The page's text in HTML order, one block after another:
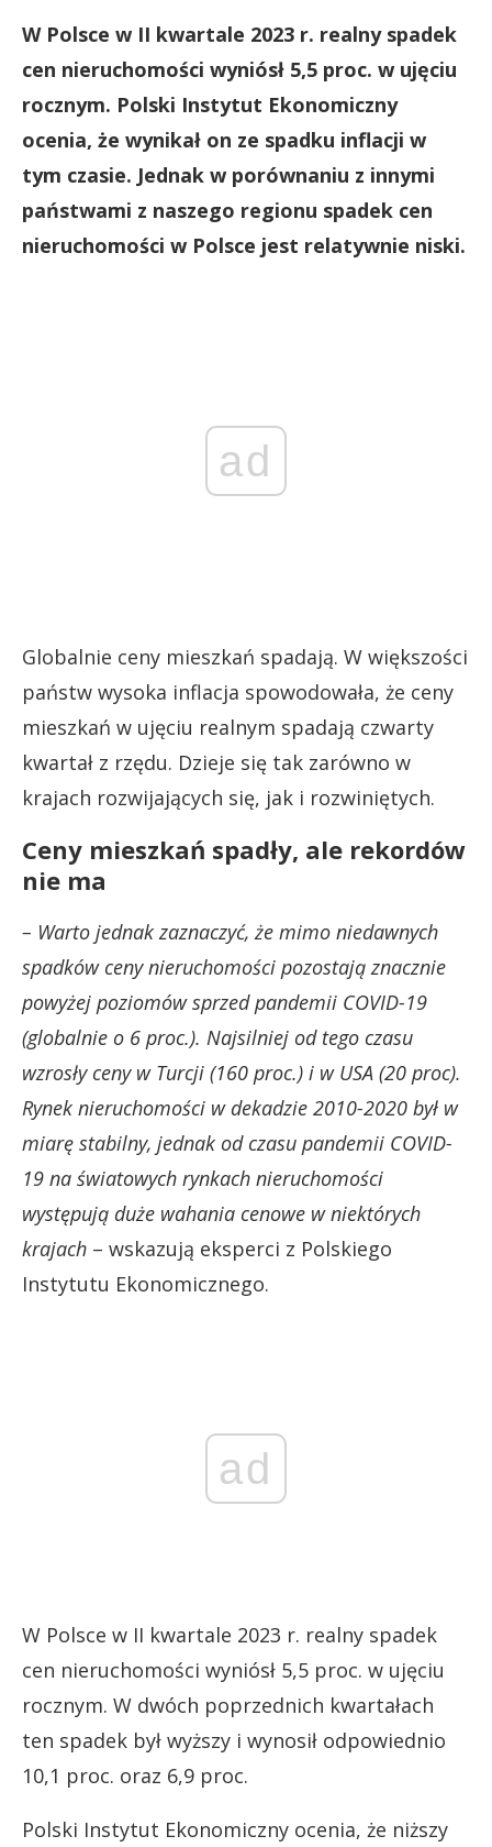
W Polsce w II kwartale 2023 r. realny spadek
cen nieruchomości wyniósł 5,5 proc. w ujęciu
rocznym. Polski Instytut Ekonomiczny
ocenia, że wynikał on ze spadku inflacji w
tym czasie. Jednak w porównaniu z innymi
państwami z naszego regionu spadek cen
nieruchomości w Polsce jest relatywnie niski.
ad
Globalnie ceny mieszkań spadają. W większości
państw wysoka inflacja spowodowała, że ceny
mieszkań w ujęciu realnym spadają czwarty
kwartał z rzędu. Dzieje się tak zarówno w
krajach rozwijających się, jak i rozwiniętych.
Ceny mieszkań spadły, ale rekordów
nie ma
– Warto jednak zaznaczyć, że mimo niedawnych
spadków ceny nieruchomości pozostają znacznie
powyżej poziomów sprzed pandemii COVID-19
(globalnie o 6 proc.). Najsilniej od tego czasu
wzrosły ceny w Turcji (160 proc.) i w USA (20 proc).
Rynek nieruchomości w dekadzie 2010-2020 był w
miarę stabilny, jednak od czasu pandemii COVID-
19 na światowych rynkach nieruchomości
występują duże wahania cenowe w niektórych
krajach – wskazują eksperci z Polskiego
Instytutu Ekonomicznego.
ad
W Polsce w II kwartale 2023 r. realny spadek
cen nieruchomości wyniósł 5,5 proc. w ujęciu
rocznym. W dwóch poprzednich kwartałach
ten spadek był wyższy i wynosił odpowiednio
10,1 proc. oraz 6,9 proc.
Polski Instytut Ekonomiczny ocenia, że niższy